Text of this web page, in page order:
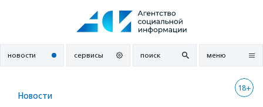
новости сервисы поиск меню
18+
Новости